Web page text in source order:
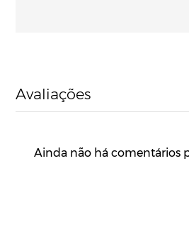
Avaliações
Ainda não há comentários